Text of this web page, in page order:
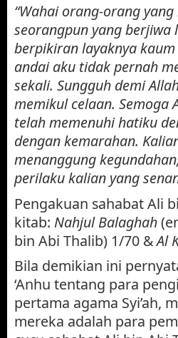
“Wahai orang-orang
seorangpun yang
berpikiran layaknya
andai aku tidak pernah
sekali. Sungguh demi
memikul celaan. Semoga
telah memenuhi hatiku
dengan kemarahan.
menanggung
perilaku kalian yang
Pengakuan sahabat Ali
kitab: Nahjul Balaghah
bin Abi Thalib) 1/70 &Al
Bila demikian ini
‘Anhu tentang para
pertama agama Syi’ah,
mereka adalah para